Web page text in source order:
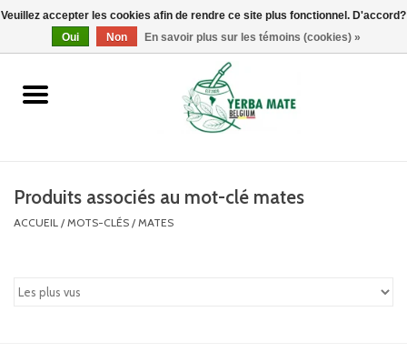
0 Articles - €0,00
Accueil
Produits
Marques
Produits associés au mot-clé mates
ACCUEIL / MOTS-CLÉS / MATES
Veuillez accepter les cookies afin de rendre ce site plus fonctionnel. D'accord?
Oui
Non En savoir plus sur les témoins (cookies) »